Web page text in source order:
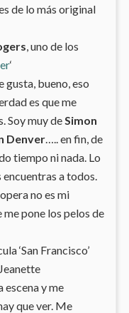
de lo más original
, uno de los
‘
gusta, bueno, eso
es que me
Soy muy deSimon
Denver….. en fin, de
tiempo ni nada. Lo
encuentras a todos.
no es mi
me pone los pelos de
‘San Francisco’
escena y me
que ver. Me